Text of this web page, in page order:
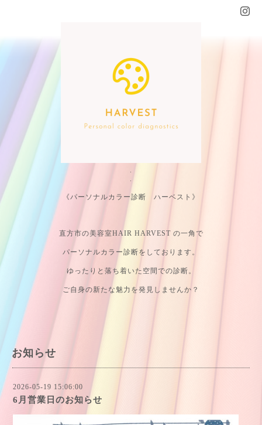
.
.
《パーソナルカラー診断 ハーベスト》
直方市の美容室HAIR HARVEST の一角で
パーソナルカラー診断をしております。
ゆったりと落ち着いた空間での診断。
ご自身の新たな魅力を発見しませんか？
お知らせ
2026-05-19 15:06:00
6月営業日のお知らせ